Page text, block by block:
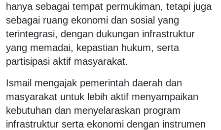
hanya sebagai tempat permukiman, tetapi juga
sebagai ruang ekonomi dan sosial yang
terintegrasi, dengan dukungan infrastruktur
yang memadai, kepastian hukum, serta
partisipasi aktif masyarakat.
Ismail mengajak pemerintah daerah dan
masyarakat untuk lebih aktif menyampaikan
kebutuhan dan menyelaraskan program
infrastruktur serta ekonomi dengan instrumen